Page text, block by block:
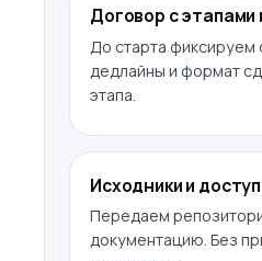
Договор с этапами
До старта фиксируем
дедлайны и формат
этапа.
Исходники и
Передаем
документацию. Без